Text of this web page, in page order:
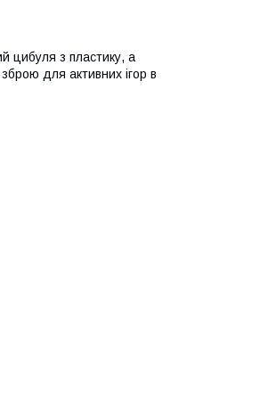
цибуля з пластику, а
для активних ігор в